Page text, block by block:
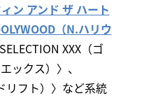
ン アンド ザ ハート
（N.ハリウ
XXX（ゴ
ックス）〉、
リフト）〉など系統